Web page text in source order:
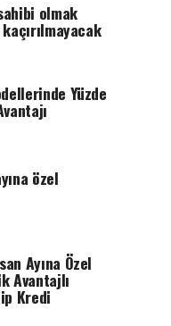
olmak
Yüzde
özel
Ayına Özel
Avantajlı
Kredi